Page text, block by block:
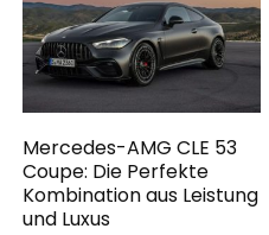
Mercedes-AMG CLE 53
Coupe: Die Perfekte
Kombination aus Leistung
und Luxus